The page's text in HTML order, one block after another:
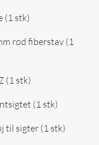
(1 stk)
rød fiberstav (1
(1 stk)
(1 stk)
til sigter (1 stk)